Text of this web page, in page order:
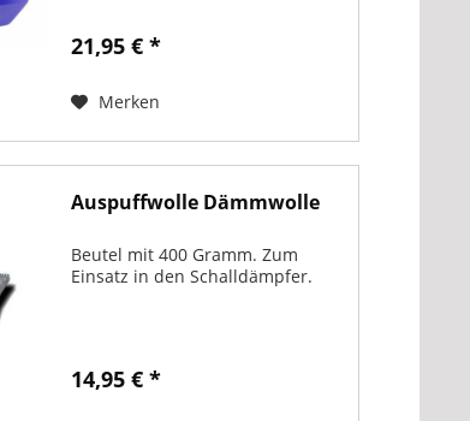
21,95 € *
Merken
Auspuffwolle Dämmwolle
Beutel mit 400 Gramm. Zum
Einsatz in den Schalldämpfer.
14,95 € *